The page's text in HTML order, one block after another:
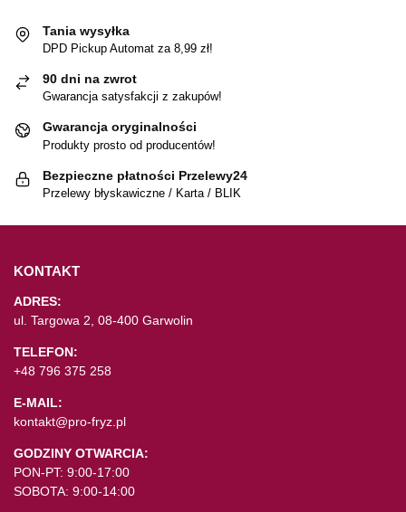
Tania wysyłka
DPD Pickup Automat za 8,99 zł!
90 dni na zwrot
Gwarancja satysfakcji z zakupów!
Gwarancja oryginalności
Produkty prosto od producentów!
Bezpieczne płatności Przelewy24
Przelewy błyskawiczne / Karta / BLIK
KONTAKT
ADRES:
ul. Targowa 2, 08-400 Garwolin
TELEFON:
+48 796 375 258
E-MAIL:
kontakt@pro-fryz.pl
GODZINY OTWARCIA:
PON-PT: 9:00-17:00
SOBOTA: 9:00-14:00